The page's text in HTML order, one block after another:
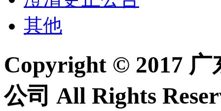
其他
Copyright © 2017
公司 All Rights